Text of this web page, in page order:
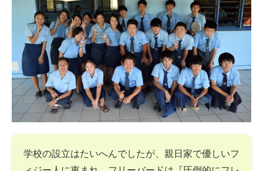
学校の設立はたいへんでしたが、親日家で優しいフ